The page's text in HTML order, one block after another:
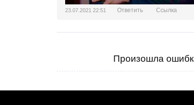
23.07.2021 22:51 Ответить Ссылка
Произошла